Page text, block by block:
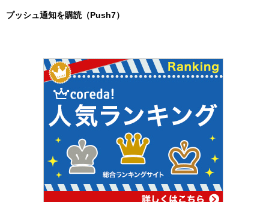
プッシュ通知を購読（Push7）